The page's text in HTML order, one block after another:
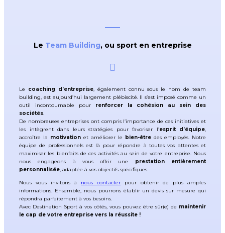
Le Team Building, ou sport en entreprise
Le coaching d’entreprise, également connu sous le nom de team
building, est aujourd’hui largement plébiscité. Il s’est imposé comme un
outil incontournable pour
renforcer la cohésion au sein des
sociétés.
De nombreuses entreprises ont compris l’importance de ces initiatives et
les intègrent dans leurs stratégies pour favoriser l’esprit d’équipe,
accroître la motivation et améliorer le bien-être des employés. Notre
équipe de professionnels est là pour répondre à toutes vos attentes et
maximiser les bienfaits de ces activités au sein de votre entreprise. Nous
nous engageons à vous offrir une prestation entièrement
personnalisée, adaptée à vos objectifs spécifiques.
Nous vous invitons à nous contacter pour obtenir de plus amples
informations. Ensemble, nous pourrons établir un devis sur mesure qui
répondra parfaitement à vos besoins.
Avec Destination Sport à vos côtés, vous pouvez être sûr(e) de maintenir
le cap de votre entreprise vers la réussite !